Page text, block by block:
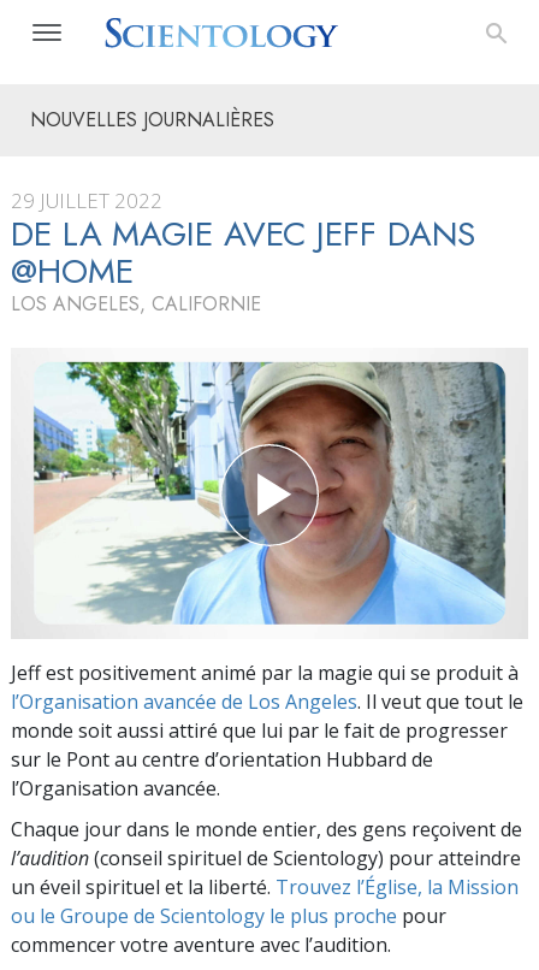
NOUVELLES JOURNALIÈRES
29 JUILLET 2022
DE LA MAGIE AVEC JEFF DANS
@HOME
LOS ANGELES, CALIFORNIE
Jeff est positivement animé par la magie qui se produit à
l’Organisation avancée de Los Angeles. Il veut que tout le
monde soit aussi attiré que lui par le fait de progresser
sur le Pont au centre d’orientation Hubbard de
l’Organisation avancée.
Chaque jour dans le monde entier, des gens reçoivent de
l’audition(conseil spirituel de Scientology) pour atteindre
un éveil spirituel et la liberté. Trouvez l’Église, la Mission
ou le Groupe de Scientology le plus proche pour
commencer votre aventure avec l’audition.